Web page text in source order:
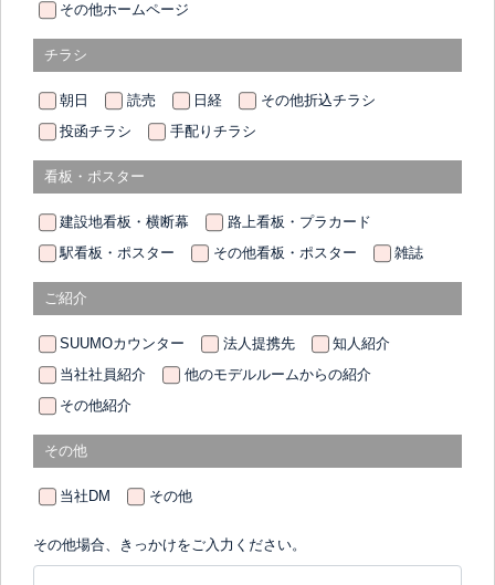
その他ホームページ
チラシ
朝日 読売 日経
その他折込チラシ
投函チラシ
手配りチラシ
看板・ポスター
建設地看板・横断幕
路上看板・プラカード
駅看板・ポスター
その他看板・ポスター 雑誌
ご紹介
SUUMOカウンター 法人提携先
知人紹介
当社社員紹介
他のモデルルームからの紹介
その他紹介
その他
当社DM その他
その他場合、きっかけをご入力ください。